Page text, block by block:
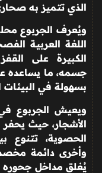
الذي تتميز به
ويُعرف الجربوع
اللغة العربية
الكبيرة على
جسمه، ما يساعده
بسهولة في البيئات
ويعيش الجربوع
الأشجار، حيث يحفر
الحصوية، تتنوع
وأخرى دائمة
يُغلق مداخل جحوره